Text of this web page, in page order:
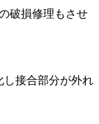
破損修理もさせ
し接合部分が外れ